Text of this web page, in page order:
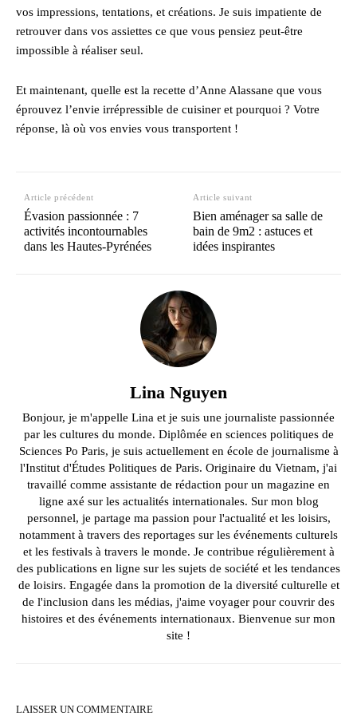
vos impressions, tentations, et créations. Je suis impatiente de
retrouver dans vos assiettes ce que vous pensiez peut-être
impossible à réaliser seul.
Et maintenant, quelle est la recette d’Anne Alassane que vous
éprouvez l’envie irrépressible de cuisiner et pourquoi ? Votre
réponse, là où vos envies vous transportent !
Article précédent
Évasion passionnée : 7
activités incontournables
dans les Hautes-Pyrénées
Article suivant
Bien aménager sa salle de
bain de 9m2 : astuces et
idées inspirantes
Lina Nguyen
Bonjour, je m'appelle Lina et je suis une journaliste passionnée
par les cultures du monde. Diplômée en sciences politiques de
Sciences Po Paris, je suis actuellement en école de journalisme à
l'Institut d'Études Politiques de Paris. Originaire du Vietnam, j'ai
travaillé comme assistante de rédaction pour un magazine en
ligne axé sur les actualités internationales. Sur mon blog
personnel, je partage ma passion pour l'actualité et les loisirs,
notamment à travers des reportages sur les événements culturels
et les festivals à travers le monde. Je contribue régulièrement à
des publications en ligne sur les sujets de société et les tendances
de loisirs. Engagée dans la promotion de la diversité culturelle et
de l'inclusion dans les médias, j'aime voyager pour couvrir des
histoires et des événements internationaux. Bienvenue sur mon
site !
LAISSER UN COMMENTAIRE